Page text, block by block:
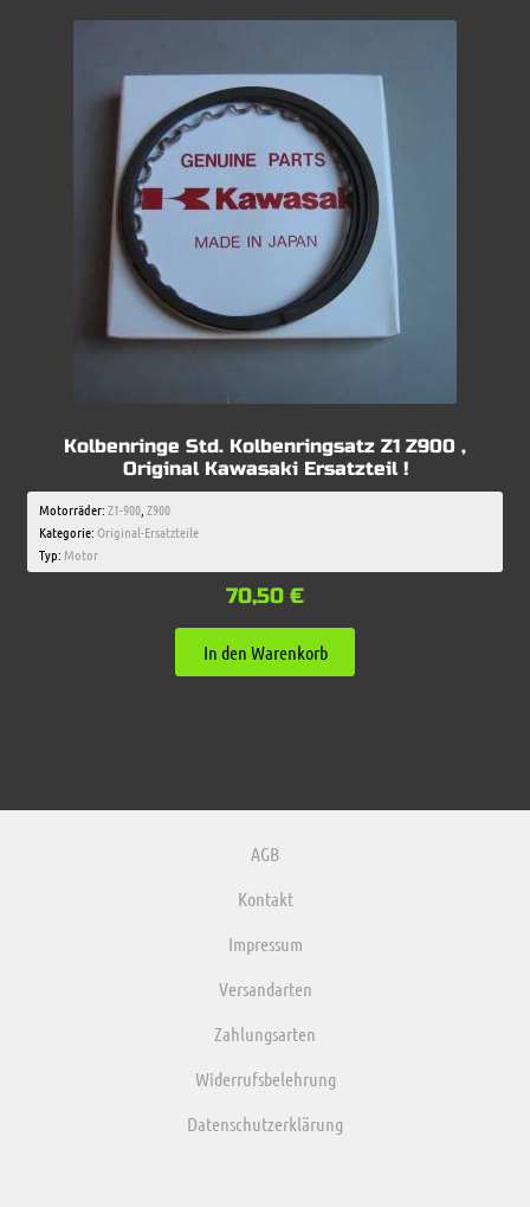
Kolbenringe Std. Kolbenringsatz Z1 Z900 ,
Original Kawasaki Ersatzteil !
Motorräder:Z1-900, Z900
Kategorie:Original-Ersatzteile
Typ: Motor
70,50 €
In den Warenkorb
AGB
Kontakt
Impressum
Versandarten
Zahlungsarten
Widerrufsbelehrung
Datenschutzerklärung